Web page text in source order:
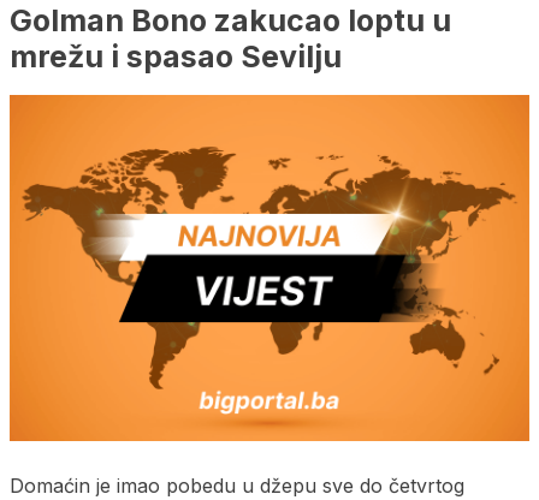
Golman Bono zakucao loptu u
mrežu i spasao Sevilju
Domaćin je imao pobedu u džepu sve do četvrtog